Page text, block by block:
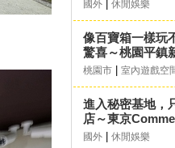
國外 休閒娛樂
像百寶箱一樣玩
驚喜～桃園平鎮
桃園市 室內遊戲空
進入秘密基地，
店～東京
國外 休閒娛樂